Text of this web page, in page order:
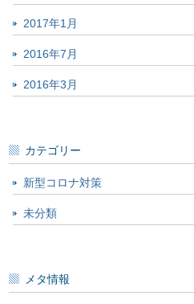
2017年1月
2016年7月
2016年3月
カテゴリー
新型コロナ対策
未分類
メタ情報